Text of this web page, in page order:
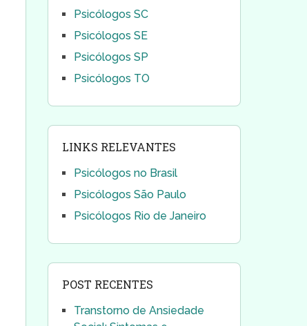
Psicólogos SC
Psicólogos SE
Psicólogos SP
Psicólogos TO
LINKS RELEVANTES
Psicólogos no Brasil
Psicólogos São Paulo
Psicólogos Rio de Janeiro
POST RECENTES
Transtorno de Ansiedade